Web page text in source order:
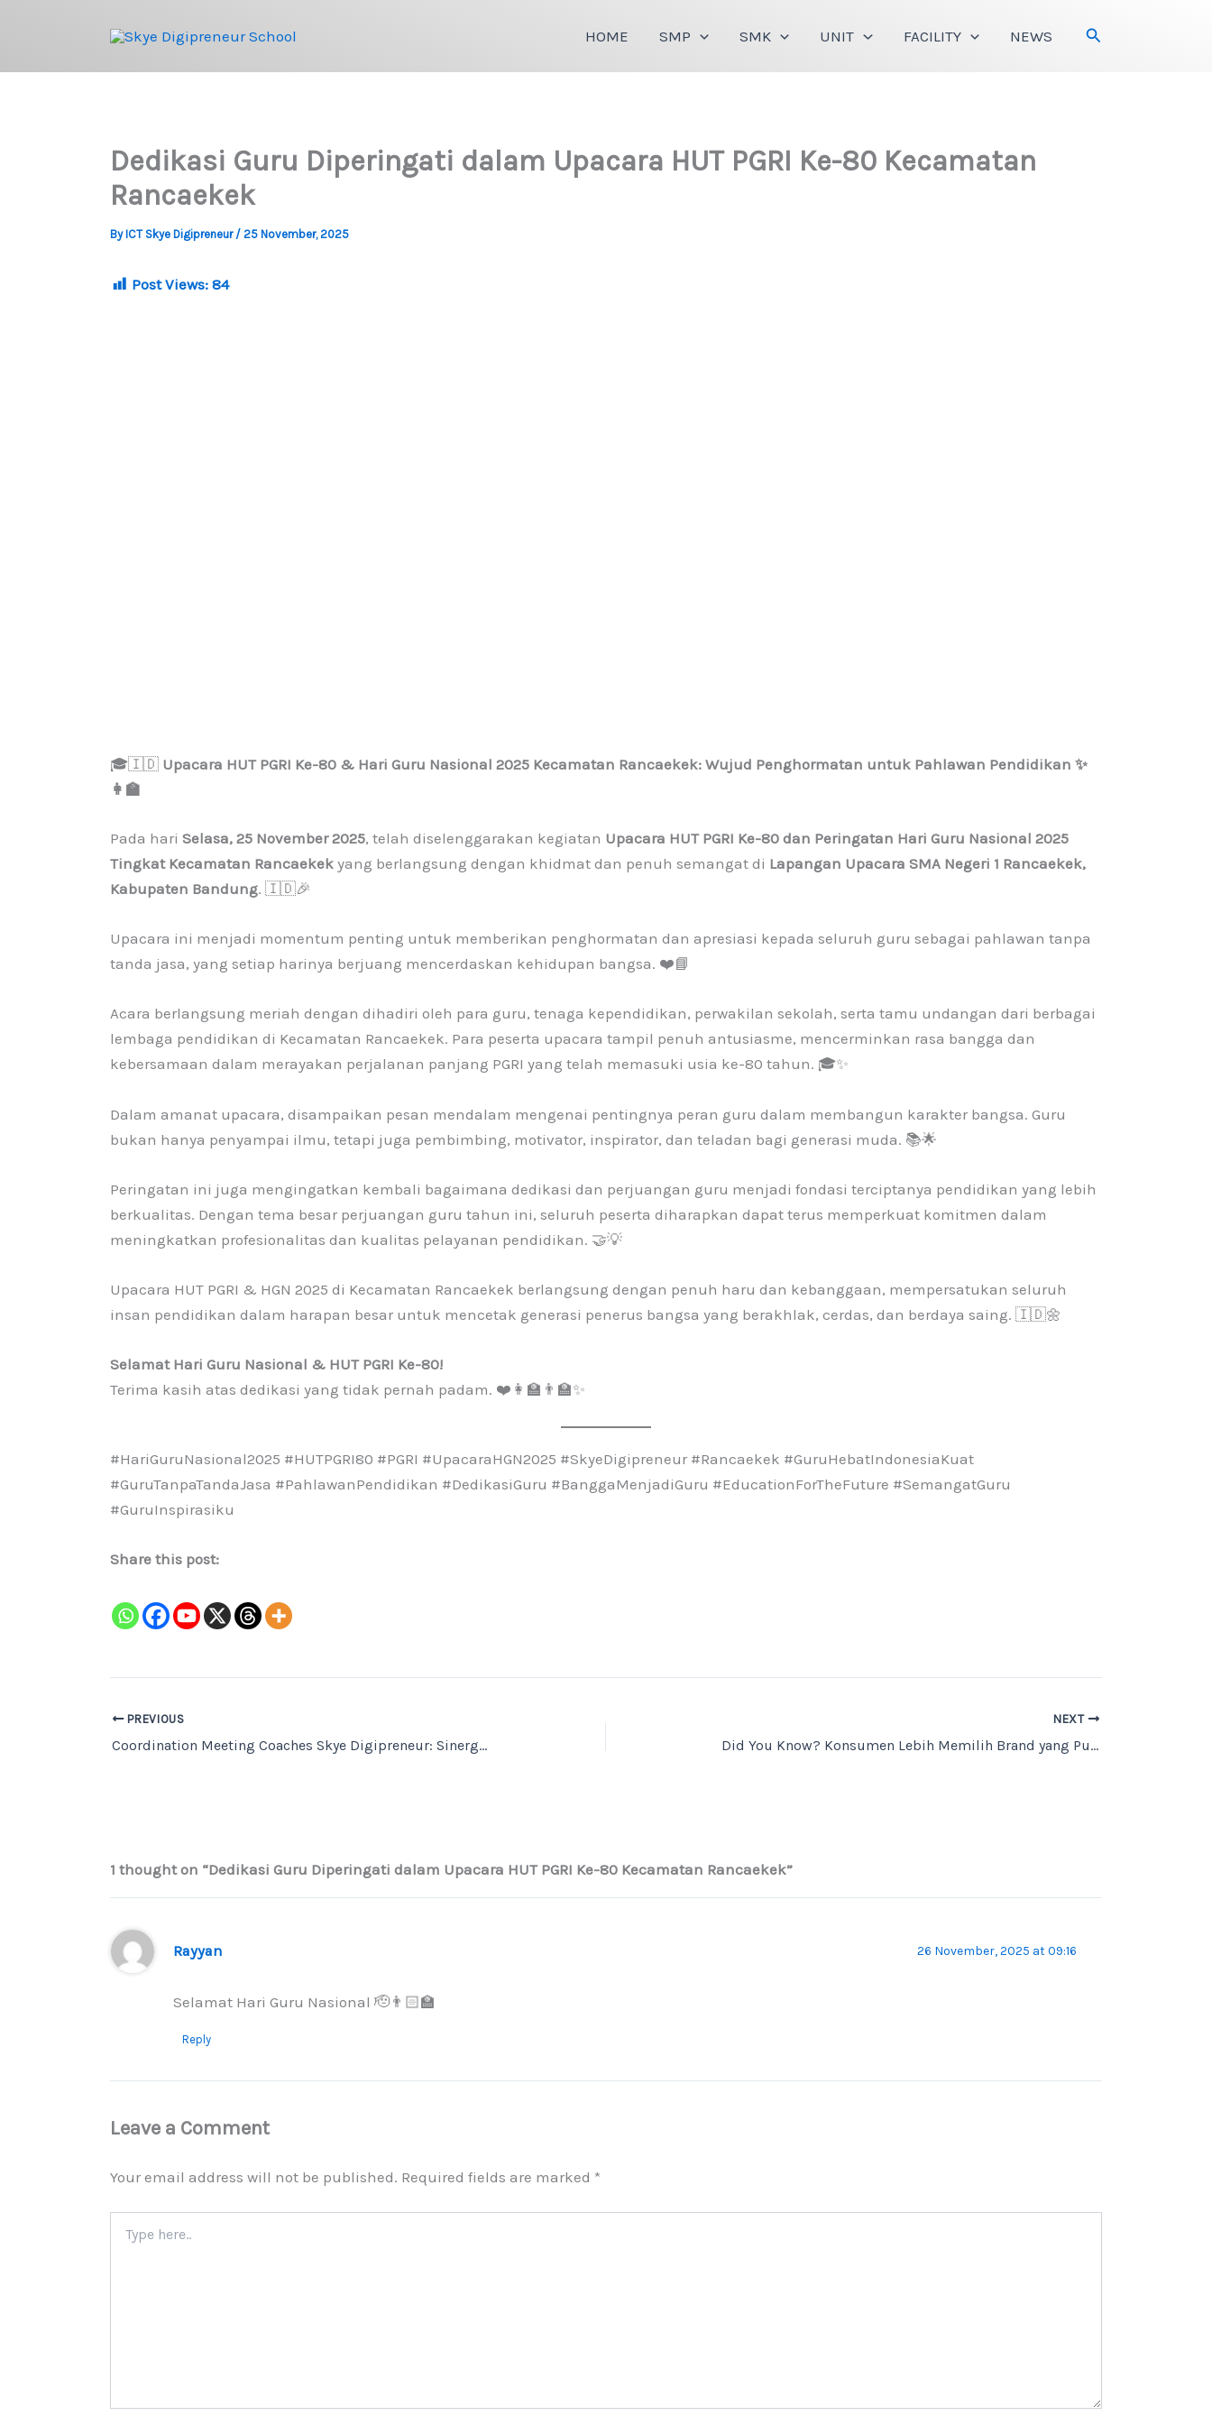
HOME SMP SMK UNIT FACILITY NEWS Search
Dedikasi Guru Diperingati dalam Upacara HUT PGRI Ke-80 Kecamatan
Rancaekek
By ICT Skye Digipreneur / 25 November, 2025
Post Views: 84
🎓🇮🇩 Upacara HUT PGRI Ke-80 & Hari Guru Nasional 2025 Kecamatan Rancaekek: Wujud Penghormatan untuk Pahlawan Pendidikan ✨
👩‍🏫
Pada hari Selasa, 25 November 2025, telah diselenggarakan kegiatan Upacara HUT PGRI Ke-80 dan Peringatan Hari Guru Nasional 2025
Tingkat Kecamatan Rancaekek yang berlangsung dengan khidmat dan penuh semangat di Lapangan Upacara SMA Negeri 1 Rancaekek,
Kabupaten Bandung. 🇮🇩🎉
Upacara ini menjadi momentum penting untuk memberikan penghormatan dan apresiasi kepada seluruh guru sebagai pahlawan tanpa
tanda jasa, yang setiap harinya berjuang mencerdaskan kehidupan bangsa. ❤️📘
Acara berlangsung meriah dengan dihadiri oleh para guru, tenaga kependidikan, perwakilan sekolah, serta tamu undangan dari berbagai
lembaga pendidikan di Kecamatan Rancaekek. Para peserta upacara tampil penuh antusiasme, mencerminkan rasa bangga dan
kebersamaan dalam merayakan perjalanan panjang PGRI yang telah memasuki usia ke-80 tahun. 🎓✨
Dalam amanat upacara, disampaikan pesan mendalam mengenai pentingnya peran guru dalam membangun karakter bangsa. Guru
bukan hanya penyampai ilmu, tetapi juga pembimbing, motivator, inspirator, dan teladan bagi generasi muda. 📚🌟
Peringatan ini juga mengingatkan kembali bagaimana dedikasi dan perjuangan guru menjadi fondasi terciptanya pendidikan yang lebih
berkualitas. Dengan tema besar perjuangan guru tahun ini, seluruh peserta diharapkan dapat terus memperkuat komitmen dalam
meningkatkan profesionalitas dan kualitas pelayanan pendidikan. 🤝💡
Upacara HUT PGRI & HGN 2025 di Kecamatan Rancaekek berlangsung dengan penuh haru dan kebanggaan, mempersatukan seluruh
insan pendidikan dalam harapan besar untuk mencetak generasi penerus bangsa yang berakhlak, cerdas, dan berdaya saing. 🇮🇩🌼
Selamat Hari Guru Nasional & HUT PGRI Ke-80!
Terima kasih atas dedikasi yang tidak pernah padam. ❤️👩‍🏫👨‍🏫✨
#HariGuruNasional2025 #HUTPGRI80 #PGRI #UpacaraHGN2025 #SkyeDigipreneur #Rancaekek #GuruHebatIndonesiaKuat
#GuruTanpaTandaJasa #PahlawanPendidikan #DedikasiGuru #BanggaMenjadiGuru #EducationForTheFuture #SemangatGuru
#GuruInspirasiku
Share this post:
PREVIOUS
Coordination Meeting Coaches Skye Digipreneur: Sinergi Hebat di Momen Hari Guru Nasional
NEXT
Did You Know? Konsumen Lebih Memilih Brand yang Punya Nilai Sosial & Lingkungan!
1 thought on “Dedikasi Guru Diperingati dalam Upacara HUT PGRI Ke-80 Kecamatan Rancaekek”
Rayyan 26 November, 2025 at 09:16
Selamat Hari Guru Nasional 🫡👨🏻‍🏫
Reply
Leave a Comment
Your email address will not be published. Required fields are marked *
here..